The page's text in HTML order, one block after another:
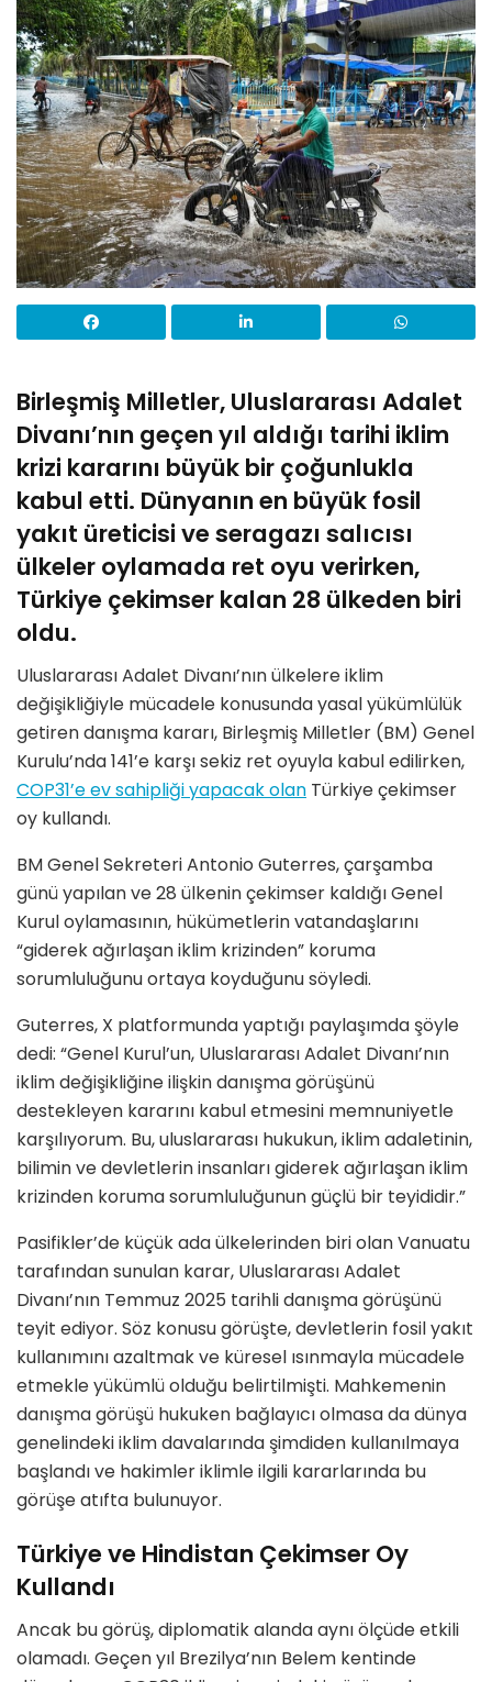
Birleşmiş Milletler, Uluslararası Adalet
Divanı’nın geçen yıl aldığı tarihi iklim
krizi kararını büyük bir çoğunlukla
kabul etti. Dünyanın en büyük fosil
yakıt üreticisi ve seragazı salıcısı
ülkeler oylamada ret oyu verirken,
Türkiye çekimser kalan 28 ülkeden biri
oldu.
Uluslararası Adalet Divanı’nın ülkelere iklim
değişikliğiyle mücadele konusunda yasal yükümlülük
getiren danışma kararı, Birleşmiş Milletler (BM) Genel
Kurulu’nda 141’e karşı sekiz ret oyuyla kabul edilirken,
COP31’e ev sahipliği yapacak olan Türkiye çekimser
oy kullandı.
BM Genel Sekreteri Antonio Guterres, çarşamba
günü yapılan ve 28 ülkenin çekimser kaldığı Genel
Kurul oylamasının, hükümetlerin vatandaşlarını
“giderek ağırlaşan iklim krizinden” koruma
sorumluluğunu ortaya koyduğunu söyledi.
Guterres, X platformunda yaptığı paylaşımda şöyle
dedi: “Genel Kurul’un, Uluslararası Adalet Divanı’nın
iklim değişikliğine ilişkin danışma görüşünü
destekleyen kararını kabul etmesini memnuniyetle
karşılıyorum. Bu, uluslararası hukukun, iklim adaletinin,
bilimin ve devletlerin insanları giderek ağırlaşan iklim
krizinden koruma sorumluluğunun güçlü bir teyididir.”
Pasifikler’de küçük ada ülkelerinden biri olan Vanuatu
tarafından sunulan karar, Uluslararası Adalet
Divanı’nın Temmuz 2025 tarihli danışma görüşünü
teyit ediyor. Söz konusu görüşte, devletlerin fosil yakıt
kullanımını azaltmak ve küresel ısınmayla mücadele
etmekle yükümlü olduğu belirtilmişti. Mahkemenin
danışma görüşü hukuken bağlayıcı olmasa da dünya
genelindeki iklim davalarında şimdiden kullanılmaya
başlandı ve hakimler iklimle ilgili kararlarında bu
görüşe atıfta bulunuyor.
Türkiye ve Hindistan Çekimser Oy
Kullandı
Ancak bu görüş, diplomatik alanda aynı ölçüde etkili
olamadı. Geçen yıl Brezilya’nın Belem kentinde